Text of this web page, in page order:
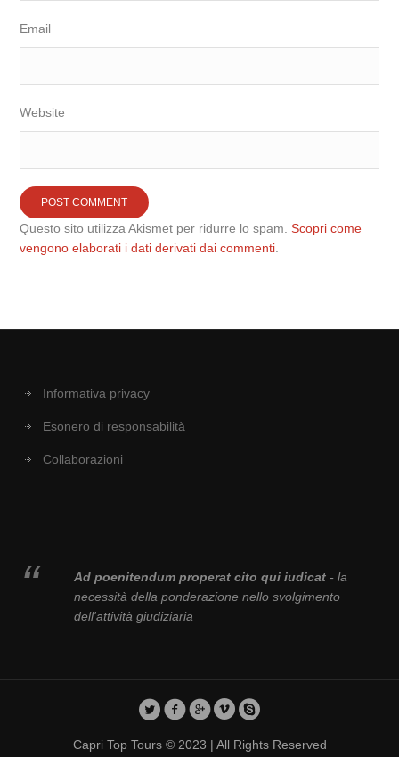
Email
Website
Questo sito utilizza Akismet per ridurre lo spam.Scopri come
vengono elaborati i dati derivati dai commenti
Informativa privacy
Esonero di responsabilità
Collaborazioni
Ad poenitendum properat cito qui iudicat- la
necessità della ponderazione nello svolgimento
dell'attività giudiziaria
Capri Top Tours © 2023 | All Rights Reserved